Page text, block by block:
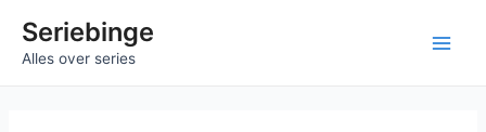
naarSeriebinge
Alles over series